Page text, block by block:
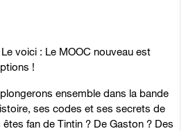
voici : Le MOOC nouveau est
!
ensemble dans la bande
ses codes et ses secrets de
fan de Tintin ? De Gaston ? Des